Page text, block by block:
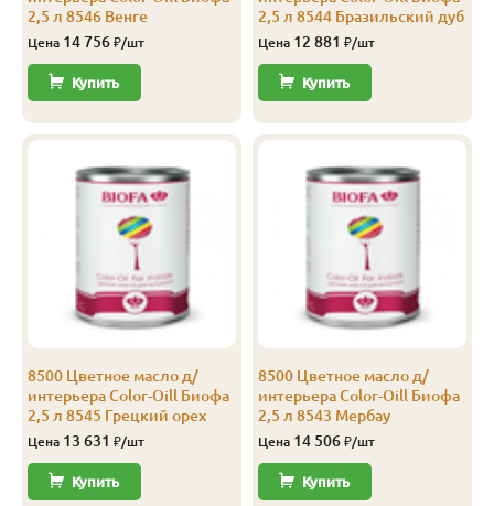
2,5 л 8546 Венге
Цена 14 756 ₽/шт
Купить
8500 Цветное масло д/
интерьера Color-Oill Биофа
2,5 л 8545 Грецкий орех
Цена 13 631 ₽/шт
Купить
2,5 л 8544 Бразильский дуб
Цена 12 881 ₽/шт
Купить
8500 Цветное масло д/
интерьера Color-Oill Биофа
2,5 л 8543 Мербау
Цена 14 506 ₽/шт
Купить